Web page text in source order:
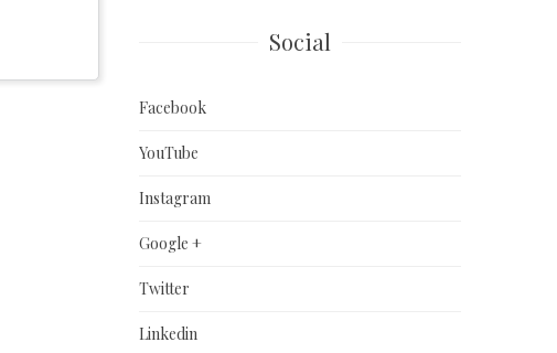
Social
Facebook
YouTube
Instagram
Google +
Twitter
Linkedin